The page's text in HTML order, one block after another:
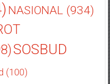
NASIONAL(934)
SOSBUD
(100)